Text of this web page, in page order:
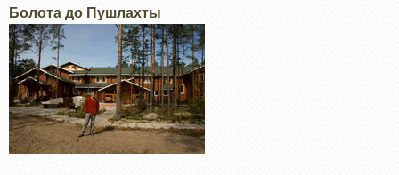
Болота до Пушлахты